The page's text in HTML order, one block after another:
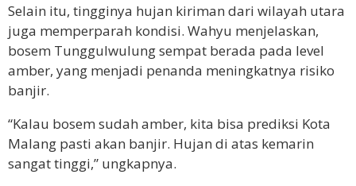
Selain itu, tingginya hujan kiriman dari wilayah utara
juga memperparah kondisi. Wahyu menjelaskan,
bosem Tunggulwulung sempat berada pada level
amber, yang menjadi penanda meningkatnya risiko
banjir.
“Kalau bosem sudah amber, kita bisa prediksi Kota
Malang pasti akan banjir. Hujan di atas kemarin
sangat tinggi,” ungkapnya.